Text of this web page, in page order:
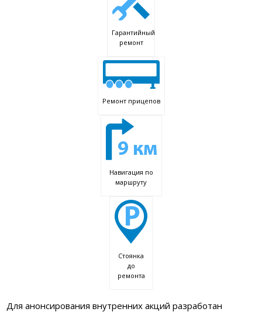
Гарантийный
ремонт
Ремонт прицепов
Навигация по
маршруту
Стоянка
до
ремонта
Для анонсирования внутренних акций разработан